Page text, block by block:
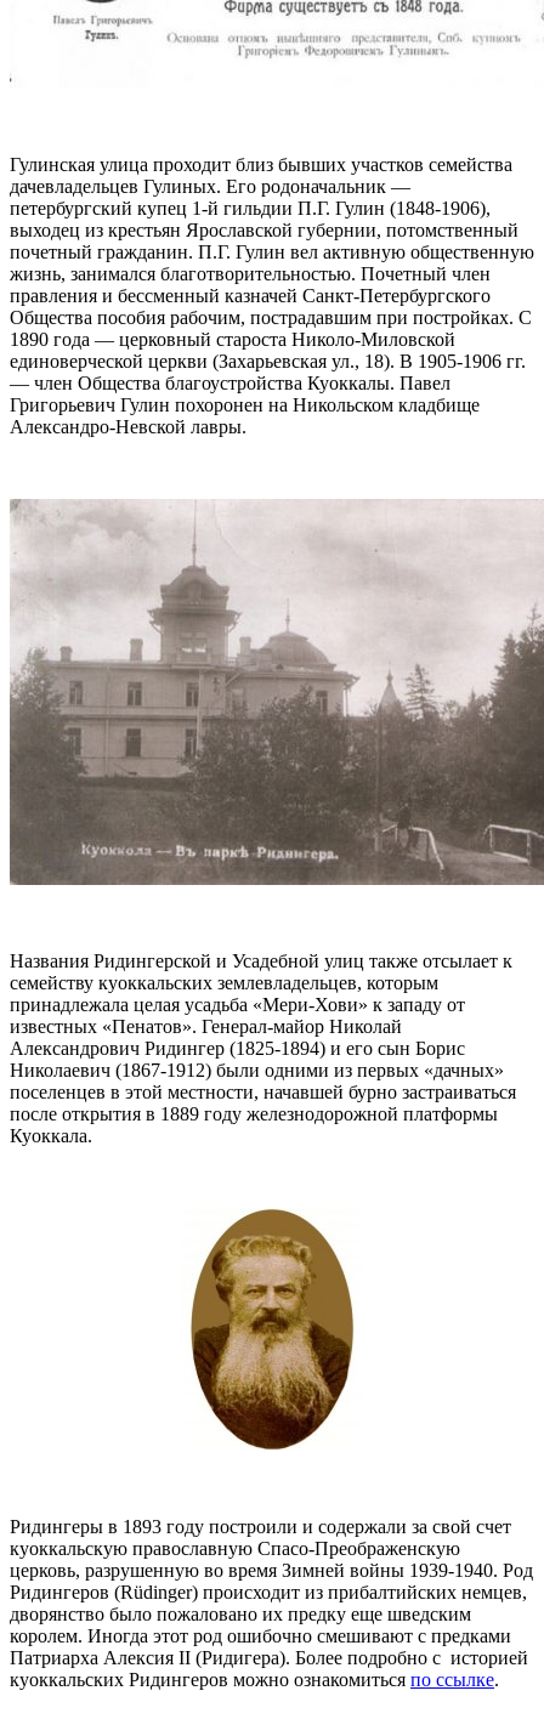
Гулинская улица проходит близ бывших участков семейства
дачевладельцев Гулиных. Его родоначальник —
петербургский купец 1-й гильдии П.Г. Гулин (1848-1906),
выходец из крестьян Ярославской губернии, потомственный
почетный гражданин. П.Г. Гулин вел активную общественную
жизнь, занимался благотворительностью. Почетный член
правления и бессменный казначей Санкт-Петербургского
Общества пособия рабочим, пострадавшим при постройках. С
1890 года — церковный староста Николо-Миловской
единоверческой церкви (Захарьевская ул., 18). В 1905-1906 гг.
— член Общества благоустройства Куоккалы. Павел
Григорьевич Гулин похоронен на Никольском кладбище
Александро-Невской лавры.
Названия Ридингерской и Усадебной улиц также отсылает к
семейству куоккальских землевладельцев, которым
принадлежала целая усадьба «Мери-Хови» к западу от
известных «Пенатов». Генерал-майор Николай
Александрович Ридингер (1825-1894) и его сын Борис
Николаевич (1867-1912) были одними из первых «дачных»
поселенцев в этой местности, начавшей бурно застраиваться
после открытия в 1889 году железнодорожной платформы
Куоккала.
Ридингеры в 1893 году построили и содержали за свой счет
куоккальскую православную Спасо-Преображенскую
церковь, разрушенную во время Зимней войны 1939-1940. Род
Ридингеров (Rüdinger) происходит из прибалтийских немцев,
дворянство было пожаловано их предку еще шведским
королем. Иногда этот род ошибочно смешивают с предками
Патриарха Алексия II (Ридигера). Более подробно с историей
куоккальских Ридингеров можно ознакомиться по ссылке.